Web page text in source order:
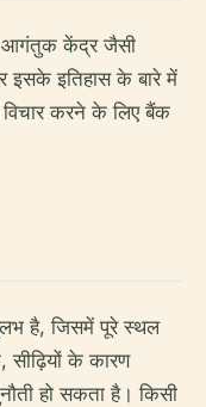
आगंतुक केंद्र जैसी
इसके इतिहास के बारे में
करने के लिए बैंक
है, जिसमें पूरे स्थल
सीढ़ियों के कारण
हो सकता है। किसी